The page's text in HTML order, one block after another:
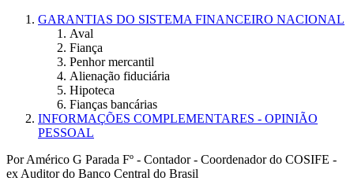
GARANTIAS DO SISTEMA FINANCEIRO NACIONAL
Aval
Fiança
Penhor mercantil
Alienação fiduciária
Hipoteca
Fianças bancárias
INFORMAÇÕES COMPLEMENTARES - OPINIÃO
PESSOAL
Por Américo G Parada Fº - Contador - Coordenador do COSIFE -
ex Auditor do Banco Central do Brasil